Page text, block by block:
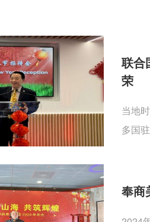
联合
荣
当地
多国
奉商